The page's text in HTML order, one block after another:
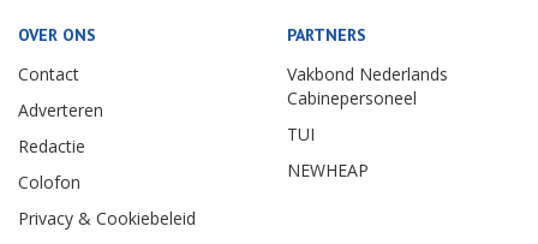
OVER ONS
Contact
Adverteren
Redactie
Colofon
Privacy & Cookiebeleid
PARTNERS
Vakbond Nederlands
Cabinepersoneel
TUI
NEWHEAP